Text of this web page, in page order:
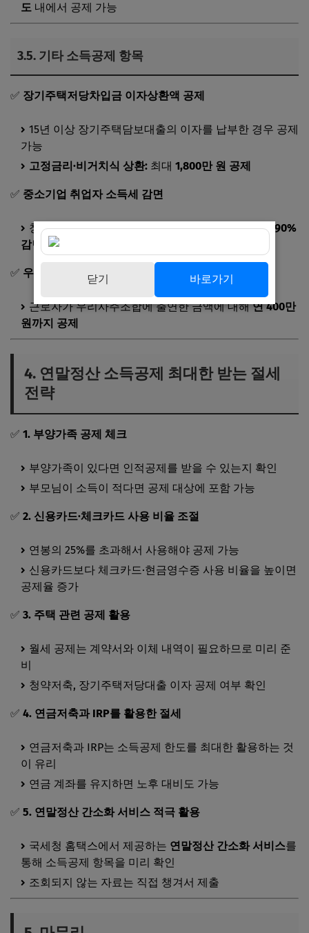
도 내에서 공제 가능
3.5. 기타 소득공제 항목
✅ 장기주택저당차입금 이자상환액 공제
15년 이상 장기주택담보대출의 이자를 납부한 경우 공제
가능
고정금리·비거치식 상환: 최대 1,800만 원 공제
✅ 중소기업 취업자 소득세 감면
청년, 경력단절 여성 등이 중소기업 취업 시소득세 90%
감면
(최대 5년)
✅ 우리사주조합 출연금 공제
근로자가 우리사주조합에 출연한 금액에 대해연 400만
원까지 공제
4. 연말정산 소득공제 최대한 받는 절세
전략
✅ 1. 부양가족 공제 체크
부양가족이 있다면 인적공제를 받을 수 있는지 확인
부모님이 소득이 적다면 공제 대상에 포함 가능
✅ 2. 신용카드·체크카드 사용 비율 조절
연봉의 25%를 초과해서 사용해야 공제 가능
신용카드보다 체크카드·현금영수증 사용 비율을 높이면
공제율 증가
✅ 3. 주택 관련 공제 활용
월세 공제는 계약서와 이체 내역이 필요하므로 미리 준
비
청약저축, 장기주택저당대출 이자 공제 여부 확인
✅ 4. 연금저축과 IRP를 활용한 절세
연금저축과 IRP는 소득공제 한도를 최대한 활용하는 것
이 유리
연금 계좌를 유지하면 노후 대비도 가능
✅ 5. 연말정산 간소화 서비스 적극 활용
국세청 홈택스에서 제공하는 연말정산 간소화 서비스를
통해 소득공제 항목을 미리 확인
조회되지 않는 자료는 직접 챙겨서 제출
닫기 바로가기